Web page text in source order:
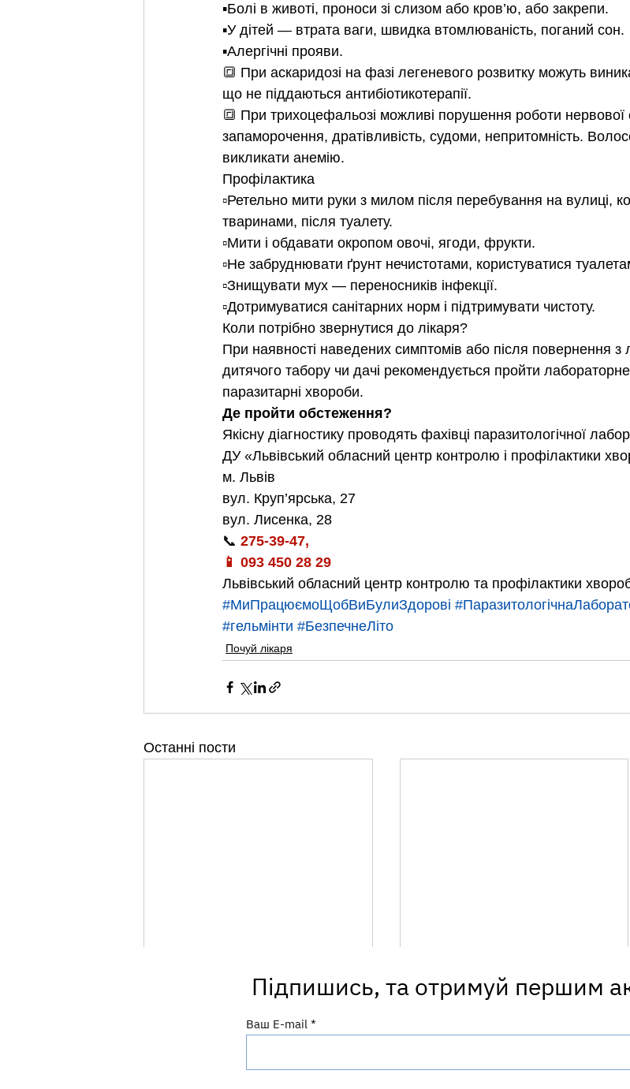
▪️Болі в животі, проноси зі слизом або кров’ю, або закрепи.
▪️У дітей — втрата ваги, швидка втомлюваність, поганий сон.
▪️Алергічні прояви.
🔳 При аскаридозі на фазі легеневого розвитку можуть
що не піддаються антибіотикотерапії.
🔳 При трихоцефальозі можливі порушення роботи нервової
запаморочення, дратівливість, судоми, непритомність.
викликати анемію.
Профілактика
▫️Ретельно мити руки з милом після перебування на вулиці,
тваринами, після туалету.
▫️Мити і обдавати окропом овочі, ягоди, фрукти.
▫️Не забруднювати ґрунт нечистотами, користуватися
▫️Знищувати мух — переносників інфекції.
▫️Дотримуватися санітарних норм і підтримувати чистоту.
Коли потрібно звернутися до лікаря?
При наявності наведених симптомів або після повернення з
дитячого табору чи дачі рекомендується пройти
паразитарні хвороби.
Де пройти обстеження?
Якісну діагностику проводять фахівці паразитологічної
ДУ «Львівський обласний центр контролю і профілактики
м. Львів
вул. Круп’ярська, 27
вул. Лисенка, 28
📞 275-39-47,
📱 093 450 28 29
Львівський обласний центр контролю та профілактики
#МиПрацюємоЩобВиБулиЗдорові
#гельмінти #БезпечнеЛіто
Почуй лікаря
Останні пости
Підпишись, та отримуй першим
Ваш E-mail